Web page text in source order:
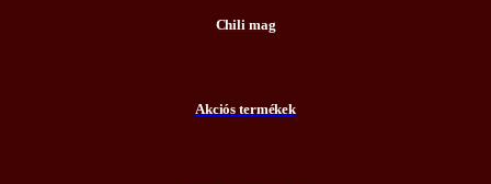
Chili mag
Akciós termékek